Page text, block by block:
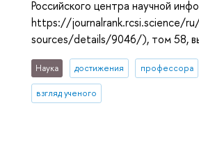
Российского центра научной
https://journalrank.rcsi.science/
sources/details/9046/), том 58,
Наука достижения профессора
взгляд ученого